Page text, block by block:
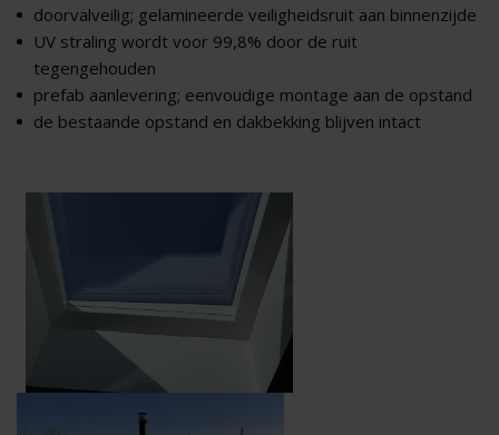
doorvalveilig; gelamineerde veiligheidsruit aan binnenzijde
UV straling wordt voor 99,8% door de ruit
tegengehouden
prefab aanlevering; eenvoudige montage aan de opstand
de bestaande opstand en dakbekking blijven intact